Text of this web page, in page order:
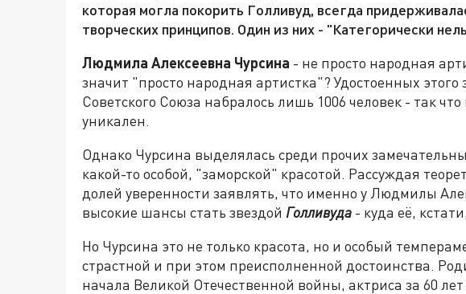
которая могла покорить Голливуд, всегда
творческих принципов. Один из них - "Категорически
Людмила Алексеевна Чурсина - не просто народная
значит "просто народная артистка"? Удостоенных
Советского Союза набралось лишь 1006 человек - так
уникален.
Однако Чурсина выделялась среди прочих
какой-то особой, "заморской" красотой. Рассуждая
долей уверенности заявлять, что именно у Людмилы
высокие шансы стать звездой Голливуда - куда её,
Но Чурсина это не только красота, но и особый
страстной и при этом преисполненной достоинства.
начала Великой Отечественной войны, актриса за 60